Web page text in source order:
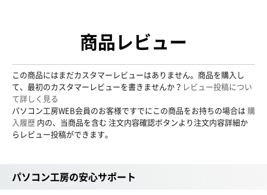
商品レビュー
この商品にはまだカスタマーレビューはありません。商品を購入し
て、最初のカスタマーレビューを書きませんか？ レビュー投稿につい
て詳しく見る
パソコン工房WEB会員のお客様ですでにこの商品をお持ちの場合は 購
入履歴 内の、当商品を含む 注文内容確認ボタンより注文内容詳細か
らレビュー投稿ができます。
パソコン工房の安心サポート